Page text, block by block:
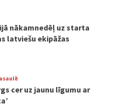
nākamnedēļ uz starta
latviešu ekipāžas
cer uz jaunu līgumu ar